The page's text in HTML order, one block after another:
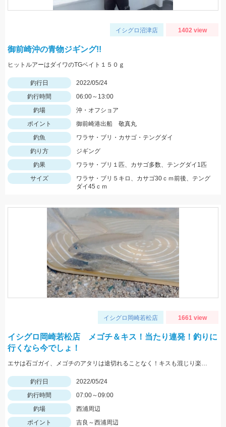
イシグロ沼津店 1402 view
御前崎沖の青物ジギング!!
ヒットルアーはダイワのTGベイト１５０ｇ
釣行日
2022/05/24
釣行時間
06:00～13:00
釣場
沖・オフショア
ポイント
御前崎港出船 敬真丸
釣魚
ワラサ・ブリ・カサゴ・テングダイ
釣り方
ジギング
釣果
ワラサ・ブリ１匹、カサゴ多数、テングダイ1匹
サイズ
ワラサ・ブリ５キロ、カサゴ30ｃｍ前後、テング
ダイ45ｃｍ
イシグロ岡崎若松店 1661 view
イシグロ岡崎若松店 メゴチ＆キス！当たり連発！釣りに
行くなら今でしょ！
エサは石ゴガイ、メゴチのアタリは途切れることなく！キスも混じり楽しめました♪
釣行日
2022/05/24
釣行時間
07:00～09:00
釣場
西浦周辺
ポイント
吉良～西浦周辺